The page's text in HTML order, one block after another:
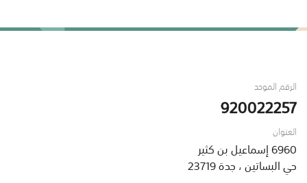
الرقم الموحد
920022257
العنوان
6960 إسماعيل بن كثير
حي البساتين ، جدة 23719